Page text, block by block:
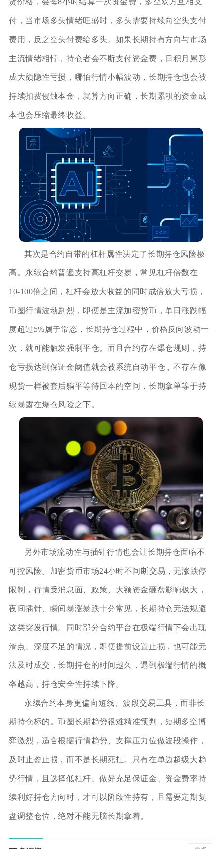
付，当市场多头情绪旺盛时，多头需要持续向空头支付
费用，反之空头付费给多头。如果长期持有方向与市场
主流情绪相悖，持仓者会不断支付资金费，日积月累形
成大额隐性亏损，哪怕行情小幅波动，长期持仓也会被
持续扣费侵蚀本金，就算方向正确，长期累积的资金成
本也会压缩最终收益。
其次是合约自带的杠杆属性决定了长期持仓风险极
高。永续合约普遍支持高杠杆交易，常见杠杆倍数在
10‑100倍之间，杠杆会放大收益的同时成倍放大亏损，
币圈行情波动剧烈，即便是主流加密货币，单日涨跌幅
度超过5%属于常态，长期持仓过程中，价格反向波动一
次，就可能触发强制平仓。而且合约存在爆仓规则，持
仓亏损达到保证金阈值就会被系统自动平仓，不存在像
现货一样被套后躺平等待回本的空间，长期拿单等于持
续暴露在爆仓风险之下。
另外市场流动性与插针行情也会让长期持仓面临不
可控风险。加密货币市场24小时不间断交易，无涨跌停
限制，行情受消息面、政策、大额资金砸盘影响极大，
夜间插针、瞬间暴涨暴跌十分常见，长期持仓无法规避
这类突发行情。同时部分合约平台在极端行情下会出现
滑点、深度不足的情况，即便提前设置止损，也可能无
法及时成交，长期持仓的时间越久，遇到极端行情的概
率越高，持仓安全性持续下降。
永续合约本身更偏向短线、波段交易工具，而非长
期持仓标的。币圈长期趋势很难精准预判，短期多空博
弈激烈，适合根据行情趋势、支撑压力位做波段操作，
及时止盈止损，而不是长期死扛。只有在单边超级大趋
势行情，且选择低杠杆、做好充足保证金、资金费率持
续利好持仓方向时，才可以阶段性持有，且需要定期复
盘调整仓位，绝对不能无脑长期拿着。